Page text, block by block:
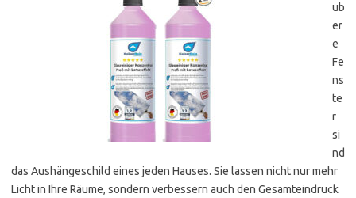
ub
er
e
Fe
ns
te
r
si
nd
das Aushängeschild eines jeden Hauses. Sie lassen nicht nur mehr
Licht in Ihre Räume, sondern verbessern auch den Gesamteindruck